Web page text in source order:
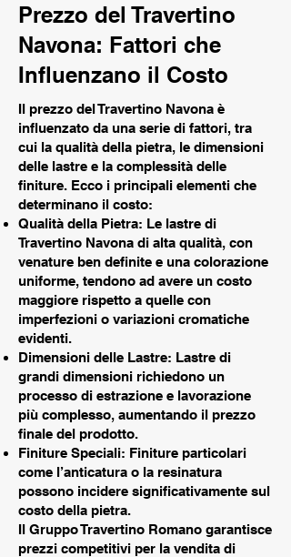
Prezzo del Travertino
Navona: Fattori che
Influenzano il Costo
Il prezzo del Travertino Navona è
influenzato da una serie di fattori, tra
cui la qualità della pietra, le dimensioni
delle lastre e la complessità delle
finiture. Ecco i principali elementi che
determinano il costo:
Qualità della Pietra: Le lastre di
Travertino Navona di alta qualità, con
venature ben definite e una colorazione
uniforme, tendono ad avere un costo
maggiore rispetto a quelle con
imperfezioni o variazioni cromatiche
evidenti.
Dimensioni delle Lastre: Lastre di
grandi dimensioni richiedono un
processo di estrazione e lavorazione
più complesso, aumentando il prezzo
finale del prodotto.
Finiture Speciali: Finiture particolari
come l’anticatura o la resinatura
possono incidere significativamente sul
costo della pietra.
Il Gruppo Travertino Romano garantisce
prezzi competitivi per la vendita di